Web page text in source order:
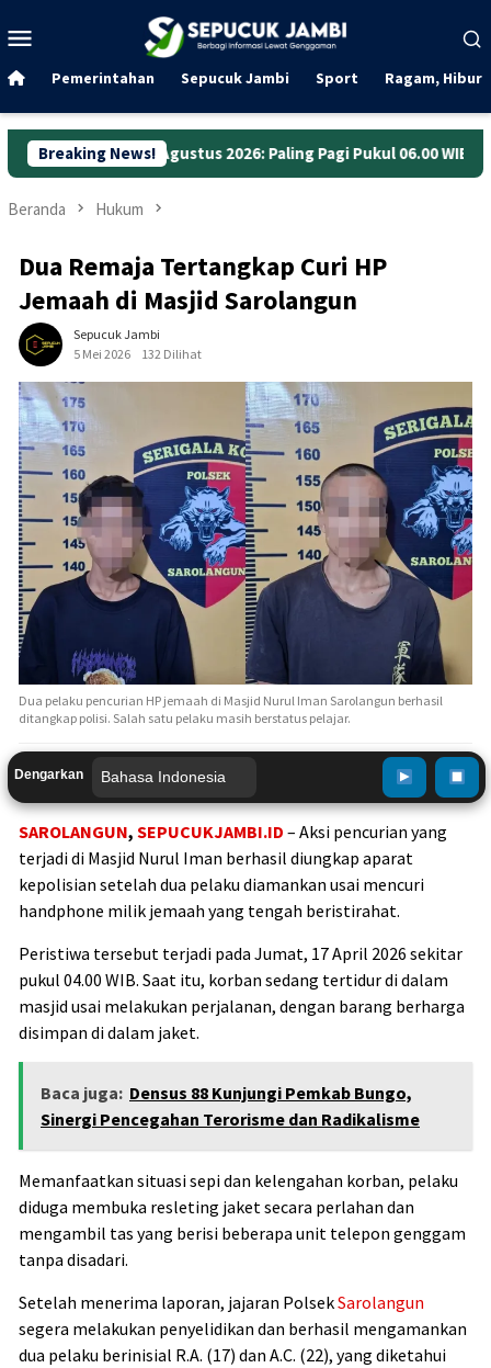
ke
Mobile
Pemerintahan Sepucuk Jambi Sport Ragam,
Breaking News!
2026: Paling Pagi Pukul 06.00 WIB Anggaran
Beranda Hukum
Dua Remaja Tertangkap Curi HP
Jemaah di Masjid Sarolangun
Sepucuk Jambi
5 Mei 2026
132 Dilihat
Dua pelaku pencurian HP jemaah di Masjid Nurul Iman Sarolangun berhasil
ditangkap polisi. Salah satu pelaku masih berstatus pelajar.
Dengarkan
SAROLANGUN, SEPUCUKJAMBI.ID – Aksi pencurian yang
terjadi di Masjid Nurul Iman berhasil diungkap aparat
kepolisian setelah dua pelaku diamankan usai mencuri
handphone milik jemaah yang tengah beristirahat.
Peristiwa tersebut terjadi pada Jumat, 17 April 2026 sekitar
pukul 04.00 WIB. Saat itu, korban sedang tertidur di dalam
masjid usai melakukan perjalanan, dengan barang berharga
disimpan di dalam jaket.
Baca juga: Densus 88 Kunjungi Pemkab Bungo,
Sinergi Pencegahan Terorisme dan Radikalisme
Memanfaatkan situasi sepi dan kelengahan korban, pelaku
diduga membuka resleting jaket secara perlahan dan
mengambil tas yang berisi beberapa unit telepon genggam
tanpa disadari.
Setelah menerima laporan, jajaran PolsekSarolangun
segera melakukan penyelidikan dan berhasil mengamankan
dua pelaku berinisial R.A. (17) dan A.C. (22), yang diketahui